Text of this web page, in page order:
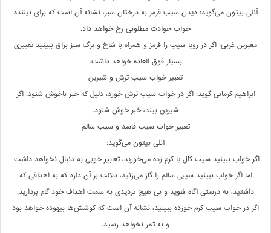
آنلی بیتون می‌گوید: دیدن سیب قرمز به درختان سبز، نشانه آن است که برای بیننده
خواب حوادث مطلوبی رخ خواهد داد.
معبرین غربی: اگر در رویا سیب را قرمز و همراه با شاخ و برگ سبز براق ببینید تعبیری
بسیار فوق العاده خواهد داشت.
تعبیر خواب سیب ترش و شیرین
ابراهیم کرمانی گوید: اگر در خواب سیب ترش خورد، دلیل که خبر ناخوش شنود. اگر
شیرین بیند، خبر خوش شنود.
تعبیر خواب سیب فاسد و سیب سالم
آنلی بیتون می‌گوید:
اگر خواب ببینید سیب کال یا کرم زده می‌خورید، تعابیر خوبی به دنبال نخواهد داشت.
اما اگر خواب ببینید سیبی سالم را گاز می‌زنید، دلالت بر آن دارد که به اهدافی که
داشتید، به درستی آگاه شوید و بی هیچ تردیدی به سمت اهداف خود گام بردارید.
اگر در خواب سیب کرم خورده ببینید، نشانه آن است که کوشش‌ها بیهوده خواهد بود
و به ثمر نخواهد رسید.